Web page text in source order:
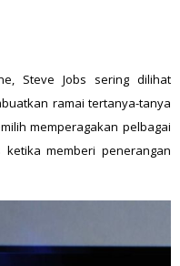
Steve Jobs sering dilihat
ramai tertanya-tanya
memperagakan pelbagai
memberi penerangan